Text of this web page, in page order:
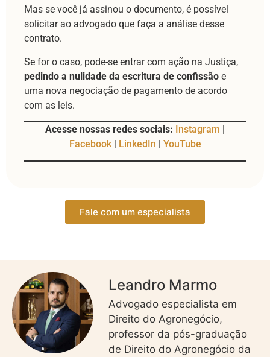
Mas se você já assinou o documento, é possível
solicitar ao advogado que faça a análise desse
contrato.
Se for o caso, pode-se entrar com ação na Justiça,
pedindo a nulidade da escritura de confissão e
uma nova negociação de pagamento de acordo
com as leis.
Acesse nossas redes sociais: Instagram |
Facebook| LinkedIn | YouTube
Fale com um especialista
Leandro Marmo
Advogado especialista em
Direito do Agronegócio,
professor da pós-graduação
de Direito do Agronegócio da